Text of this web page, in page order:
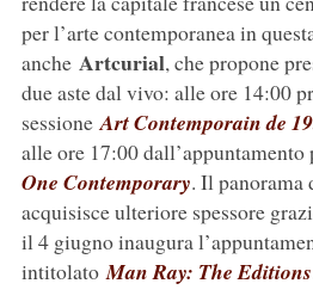
per l’arte contemporanea in
anche Artcurial, che propone
due aste dal vivo: alle ore 14:00
sessione Art Contemporain de
alle ore 17:00
One Contemporary. Il
acquisisce ulteriore spessore
il 4 giugno inaugura
intitolato Man Ray: The Editions